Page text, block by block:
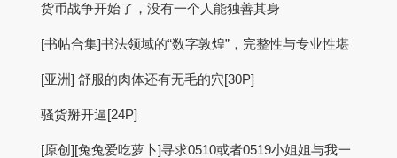
货币战争开始了，没有一个人能独善其身
[书帖合集]书法领域的“数字敦煌”，完整性与专业性堪
[亚洲] 舒服的肉体还有无毛的穴[30P]
骚货掰开逼[24P]
[原创][兔兔爱吃萝卜]寻求0510或者0519小姐姐与我一